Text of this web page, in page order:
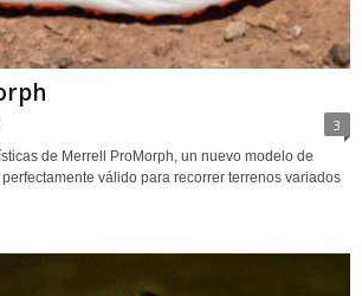
3
de Merrell ProMorph, un nuevo modelo de
válido para recorrer terrenos variados